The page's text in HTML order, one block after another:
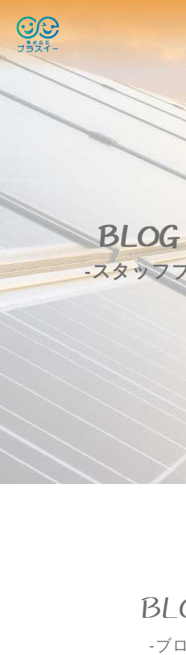
-スタッフ
-ブ